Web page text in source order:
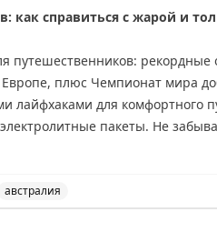
как справиться с жарой и
путешественников:
плюс Чемпионат мира
лайфхаками для комфортного
пакеты. Не
отеля
в Австралию, где сейчас зима.
австралия